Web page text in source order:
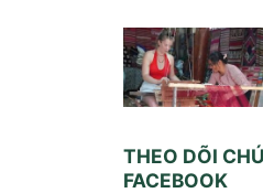
THEO DÕI
FACEBOOK